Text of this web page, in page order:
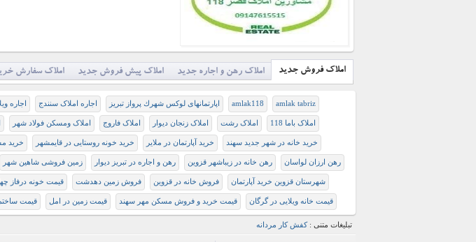
املاک فروش جدید املاک رهن و اجاره جدید املاک پیش فروش جدید املاک سفارش
amlak tabriz
amlak118 اپارتمانهای لوکس شهرك پرواز تبريز اجاره املاک سنندج اجاره
املاک باما 118 املاک رشت املاک زنجان دیوار املاک فاروج املاک ومسکن فولاد شهر
خريد خانه در شهر جديد سهند خرید آپارتمان در ملایر خرید خونه روستایی در قایمشهر خرید
رهن ارزان لواسان رهن خانه در زیباشهر قزوین رهن و اجاره در تبریز دیوار زمین فروشی شاهین شهر
شهرستان قزوین خرید آپارتمان فروش خانه در قزوین فروش زمین دهدشت ﻗﻴﻤﺖ ﺧﻮﻧﻪ ﺩﺭﻓﺎﺯ
قیمت خانه ویلایی در گرگان قیمت خرید و فروش مسکن مهر سهند قیمت زمین در امل قیمت
تبلیغات متنی :کفش کار مردانه